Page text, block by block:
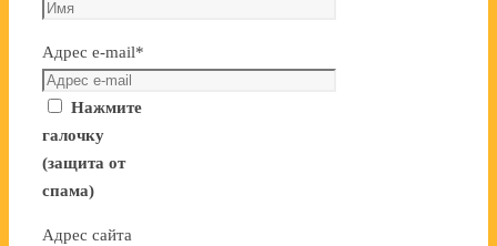
Адрес e-mail*
Нажмите
галочку
(защита от
спама)
Адрес сайта